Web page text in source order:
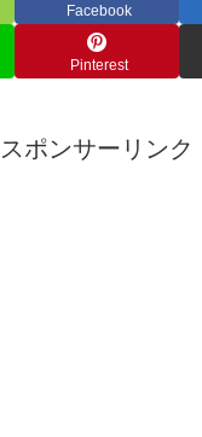
Facebook
Pinterest
スポンサーリンク